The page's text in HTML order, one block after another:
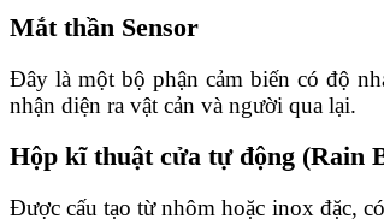
Mắt thần Sensor
Đây là một bộ phận cảm biến có độ
nhận diện ra vật cản và người qua lại.
Hộp kĩ thuật cửa tự động (Rain
Được cấu tạo từ nhôm hoặc inox đặc,